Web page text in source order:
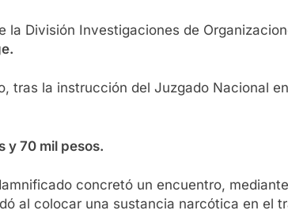
la División Investigaciones de
tras la instrucción del Juzgado Nacional
y 70 mil pesos.
concretó un encuentro,
al colocar una sustancia narcótica en el